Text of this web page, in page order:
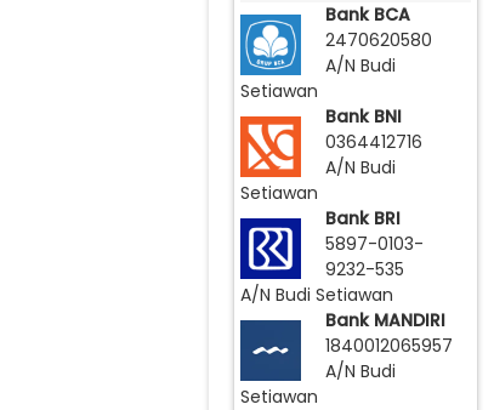
Bank BCA
2470620580
A/N Budi
Setiawan
Bank BNI
0364412716
A/N Budi
Setiawan
Bank BRI
5897-0103-
9232-535
A/N Budi Setiawan
Bank MANDIRI
1840012065957
A/N Budi
Setiawan